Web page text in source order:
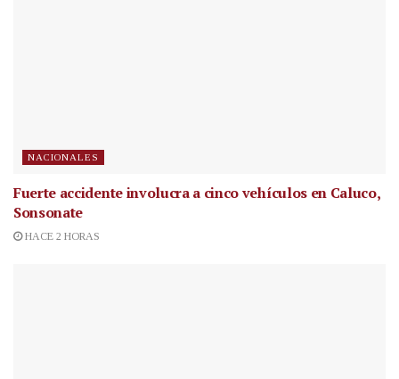
NACIONALES
Fuerte accidente involucra a cinco vehículos en Caluco,
Sonsonate
HACE 2 HORAS